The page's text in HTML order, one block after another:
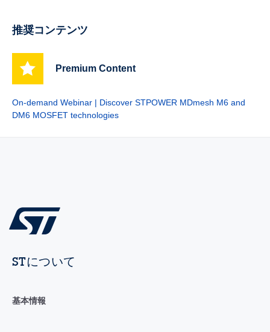
推奨コンテンツ
Premium Content
On-demand Webinar | Discover STPOWER MDmesh M6 and
DM6 MOSFET technologies
STについて
基本情報